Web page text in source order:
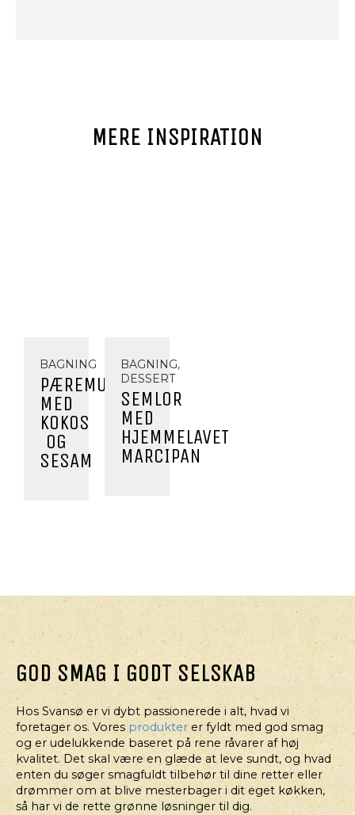
MERE INSPIRATION
BAGNING
PÆREMUFFINS
MED
KOKOS
OG
SESAM
BAGNING,
DESSERT
SEMLOR
MED
HJEMMELAVET
MARCIPAN
GOD SMAG I GODT SELSKAB
Hos Svansø er vi dybt passionerede i alt, hvad vi
foretager os. Voresprodukter er fyldt med god smag
og er udelukkende baseret på rene råvarer af høj
kvalitet. Det skal være en glæde at leve sundt, og hvad
enten du søger smagfuldt tilbehør til dine retter eller
drømmer om at blive mesterbager i dit eget køkken,
så har vi de rette grønne løsninger til dig.